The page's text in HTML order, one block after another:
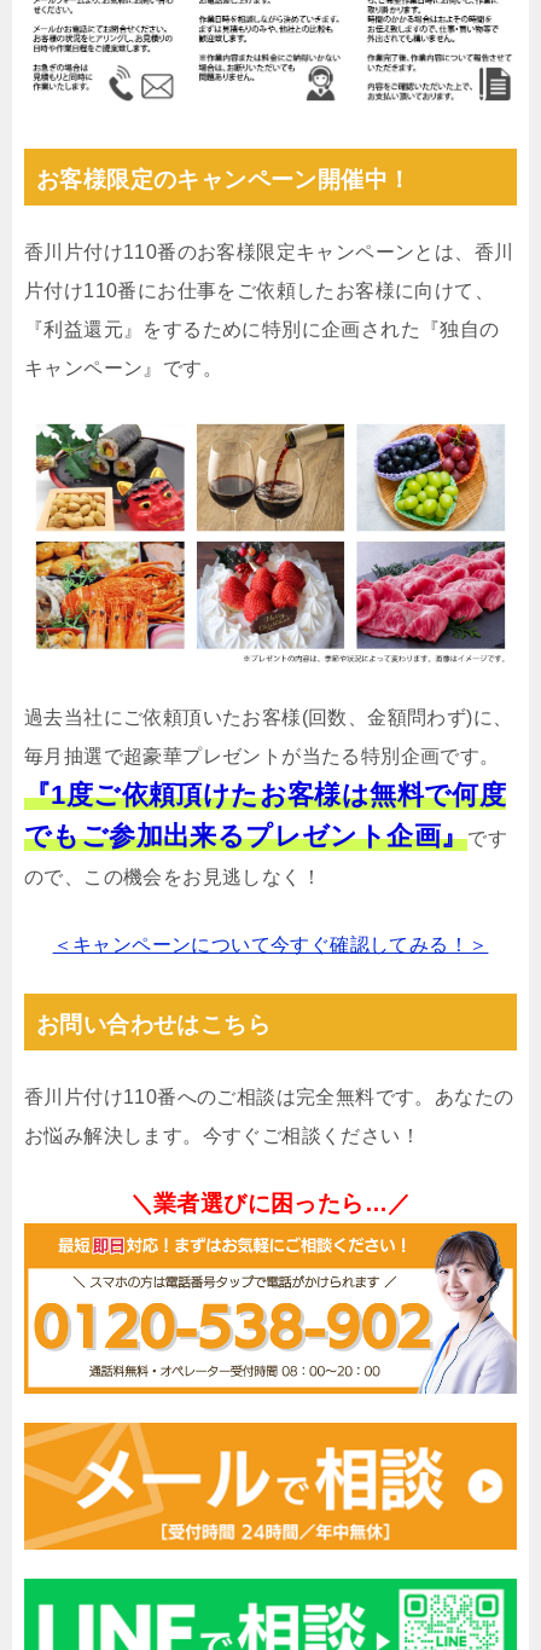
お客様限定のキャンペーン開催中！
香川片付け110番のお客様限定キャンペーンとは、香川
片付け110番にお仕事をご依頼したお客様に向けて、
『利益還元』をするために特別に企画された『独自の
キャンペーン』です。
過去当社にご依頼頂いたお客様(回数、金額問わず)に、
毎月抽選で超豪華プレゼントが当たる特別企画です。
『1度ご依頼頂けたお客様は無料で何度
でもご参加出来るプレゼント企画』です
ので、この機会をお見逃しなく！
＜キャンペーンについて今すぐ確認してみる！＞
お問い合わせはこちら
香川片付け110番へのご相談は完全無料です。あなたの
お悩み解決します。今すぐご相談ください！
＼業者選びに困ったら…／